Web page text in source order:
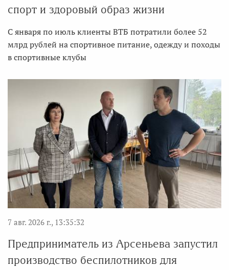
спорт и здоровый образ жизни
С января по июль клиенты ВТБ потратили более 52
млрд рублей на спортивное питание, одежду и походы
в спортивные клубы
7 авг. 2026 г., 13:35:32
Предприниматель из Арсеньева запустил
производство беспилотников для